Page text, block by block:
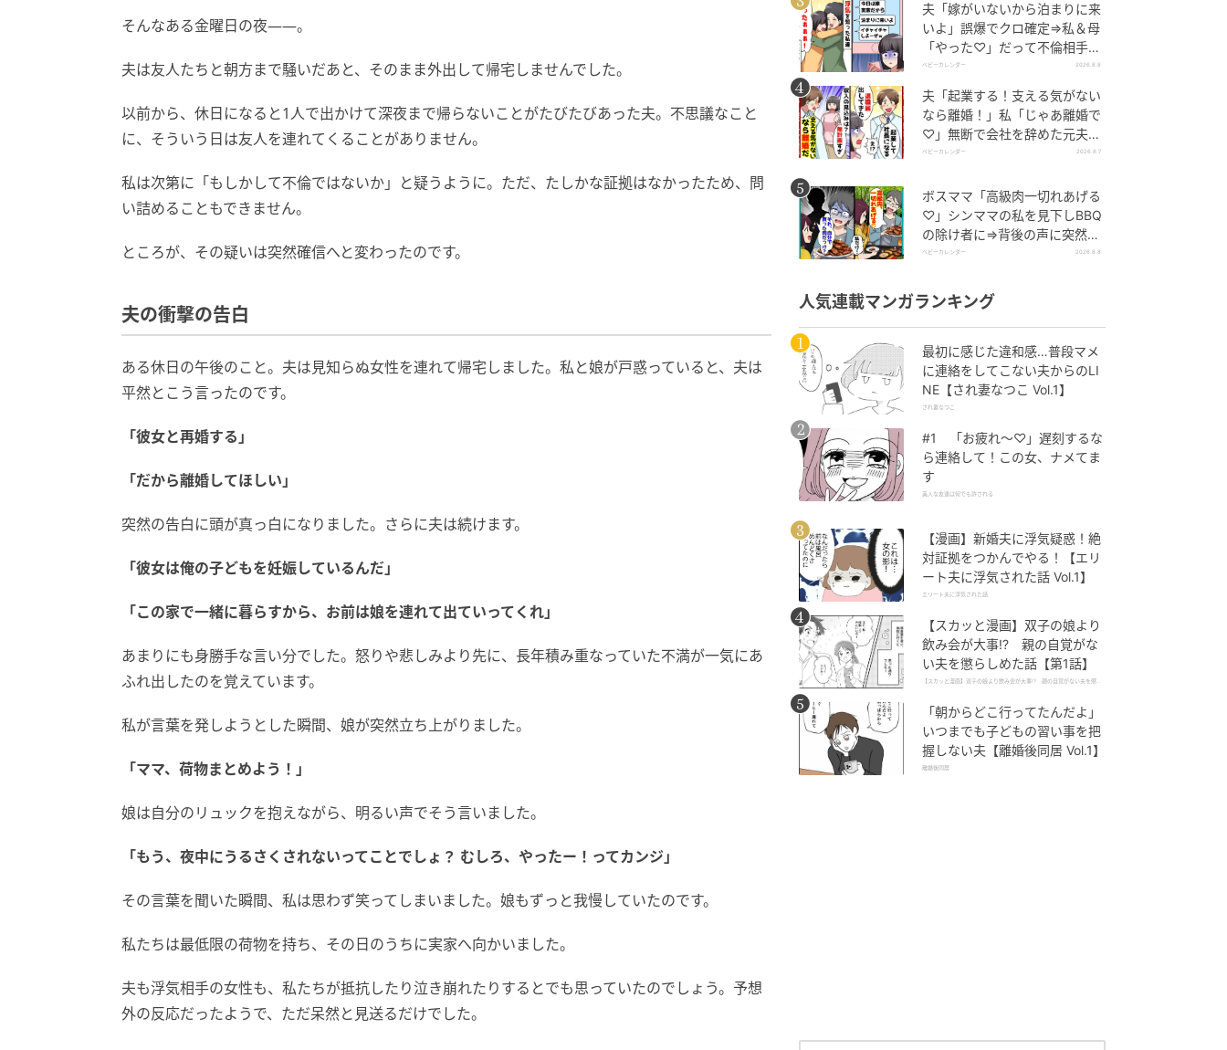
そんなある金曜日の夜――。
夫は友人たちと朝方まで騒いだあと、そのまま外出して帰宅しませんでした。
以前から、休日になると1人で出かけて深夜まで帰らないことがたびたびあった夫。不思議なこと
に、そういう日は友人を連れてくることがありません。
私は次第に「もしかして不倫ではないか」と疑うように。ただ、たしかな証拠はなかったため、問
い詰めることもできません。
ところが、その疑いは突然確信へと変わったのです。
夫の衝撃の告白
ある休日の午後のこと。夫は見知らぬ女性を連れて帰宅しました。私と娘が戸惑っていると、夫は
平然とこう言ったのです。
「彼女と再婚する」
「だから離婚してほしい」
突然の告白に頭が真っ白になりました。さらに夫は続けます。
「彼女は俺の子どもを妊娠しているんだ」
「この家で一緒に暮らすから、お前は娘を連れて出ていってくれ」
あまりにも身勝手な言い分でした。怒りや悲しみより先に、長年積み重なっていた不満が一気にあ
ふれ出したのを覚えています。
私が言葉を発しようとした瞬間、娘が突然立ち上がりました。
「ママ、荷物まとめよう！」
娘は自分のリュックを抱えながら、明るい声でそう言いました。
「もう、夜中にうるさくされないってことでしょ？ むしろ、やったー！ってカンジ」
その言葉を聞いた瞬間、私は思わず笑ってしまいました。娘もずっと我慢していたのです。
私たちは最低限の荷物を持ち、その日のうちに実家へ向かいました。
夫も浮気相手の女性も、私たちが抵抗したり泣き崩れたりするとでも思っていたのでしょう。予想
外の反応だったようで、ただ呆然と見送るだけでした。
夫「嫁がいないから泊まりに来
いよ」誤爆でクロ確定⇒私＆母
「やった♡」だって不倫相手の
正体は！
ベビーカレンダー 2026.8.8
夫「起業する！支える気がない
なら離婚！」私「じゃあ離婚で
♡」無断で会社を辞めた元夫、
お先真っ暗！
ベビーカレンダー 2026.8.7
ボスママ「高級肉一切れあげる
♡」シンママの私を見下しBBQ
の除け者に⇒背後の声に突然青
ざめたワケ
ベビーカレンダー 2026.8.8
人気連載マンガランキング
最初に感じた違和感…普段マメ
に連絡をしてこない夫からのLI
NE【され妻なつこ Vol.1】
され妻なつこ
#1 「お疲れ〜♡」遅刻するな
ら連絡して！この女、ナメてま
す
美人な友達は何でも許される
【漫画】新婚夫に浮気疑惑！絶
対証拠をつかんでやる！【エリ
ート夫に浮気された話 Vol.1】
エリート夫に浮気された話
【スカッと漫画】双子の娘より
飲み会が大事!? 親の自覚がな
い夫を懲らしめた話【第1話】
【スカッと漫画】双子の娘より飲み会が大事!? 親の自覚がない夫を懲ら
「朝からどこ行ってたんだよ」
いつまでも子どもの習い事を把
握しない夫【離婚後同居 Vol.1】
離婚後同居